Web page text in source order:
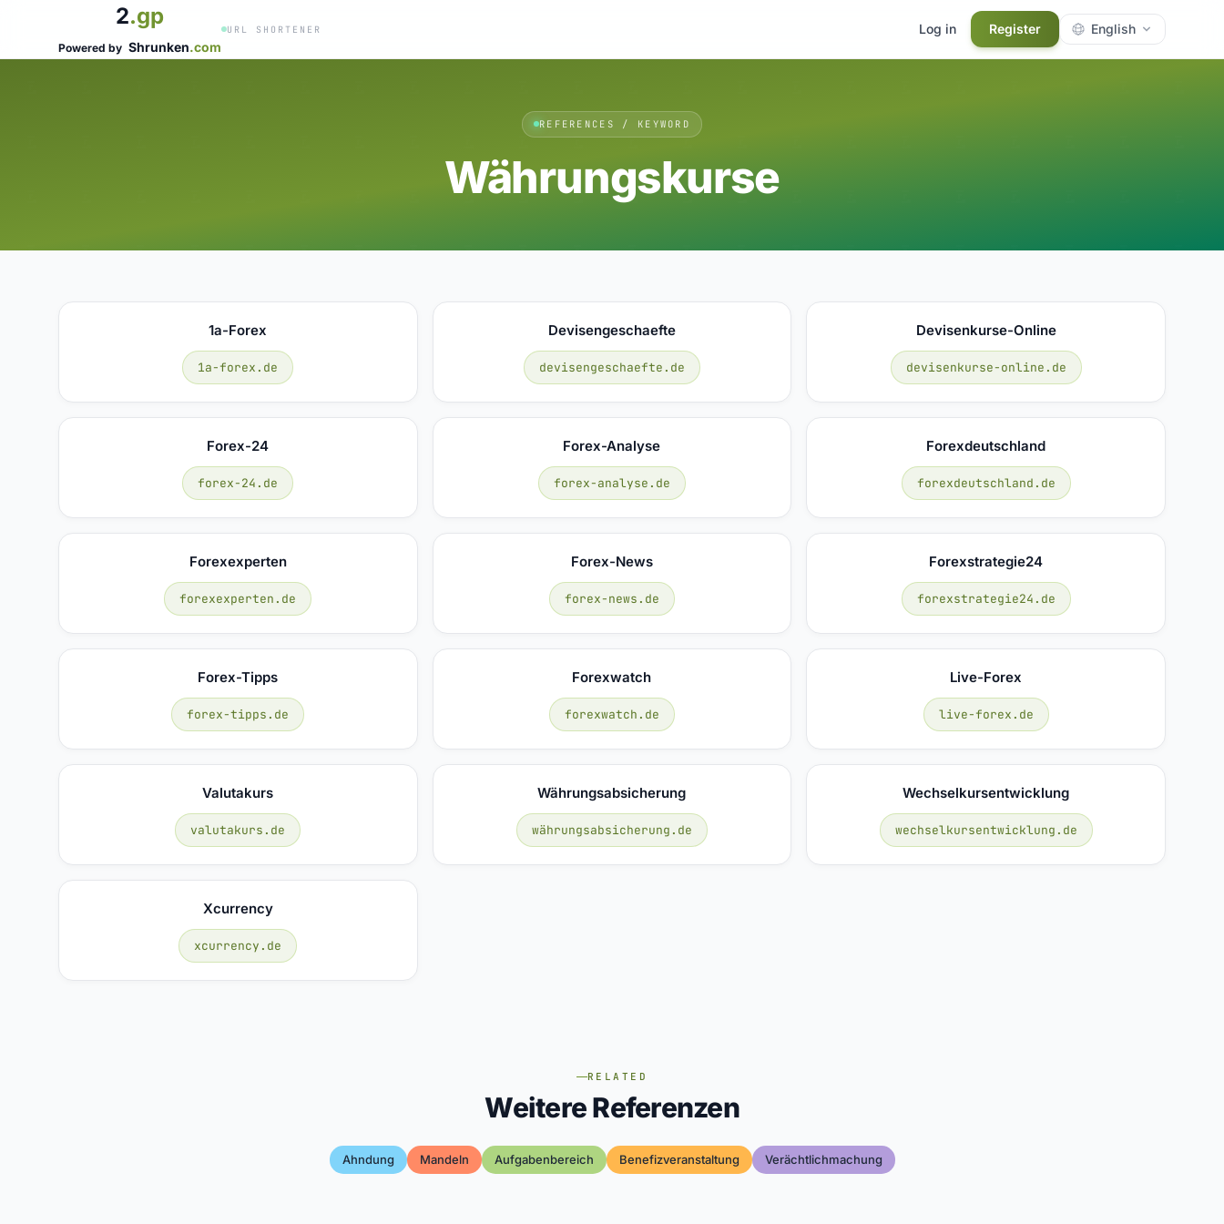
2.gp
Powered by Shrunken.com
URL SHORTENER Log in Register English
REFERENCES / KEYWORD
Währungskurse
1a-Forex
1a-forex.de
Devisengeschaefte
devisengeschaefte.de
Devisenkurse-Online
devisenkurse-online.de
Forex-24
forex-24.de
Forex-Analyse
forex-analyse.de
Forexdeutschland
forexdeutschland.de
Forexexperten
forexexperten.de
Forex-News
forex-news.de
Forexstrategie24
forexstrategie24.de
Forex-Tipps
forex-tipps.de
Forexwatch
forexwatch.de
Live-Forex
live-forex.de
Valutakurs
valutakurs.de
Währungsabsicherung
währungsabsicherung.de
Wechselkursentwicklung
wechselkursentwicklung.de
Xcurrency
xcurrency.de
RELATED
Weitere Referenzen
Ahndung Mandeln Aufgabenbereich Benefizveranstaltung Verächtlichmachung